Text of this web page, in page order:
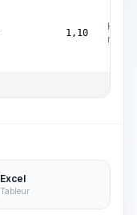
1,10
Excel
Tableur